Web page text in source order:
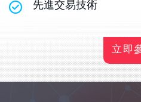
先進交易技術
立即